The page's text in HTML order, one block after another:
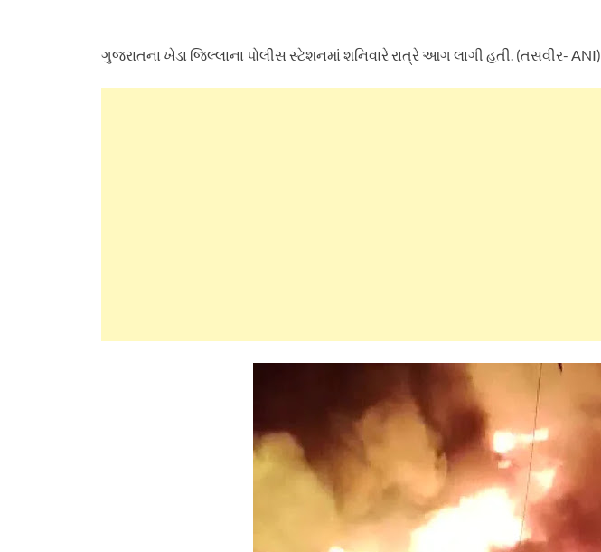
ગુજરાતના ખેડા જિલ્લાના પોલીસ સ્ટેશનમાં શનિવારે રાત્રે આગ લાગી હતી. (તસવીર- ANI)